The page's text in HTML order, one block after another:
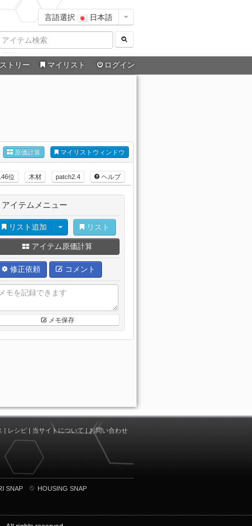
言語選択 日本語
トリー マイリスト ログイン
マイリストウィンドウ
原価計算
ヘルプ
patch2.4
木材
位
アイテムメニュー
リスト追加 リスト
アイテム原価計算
修正依頼 コメント
メモ保存
レシピ 当サイトについて お問い合わせ
SNAP
HOUSING SNAP